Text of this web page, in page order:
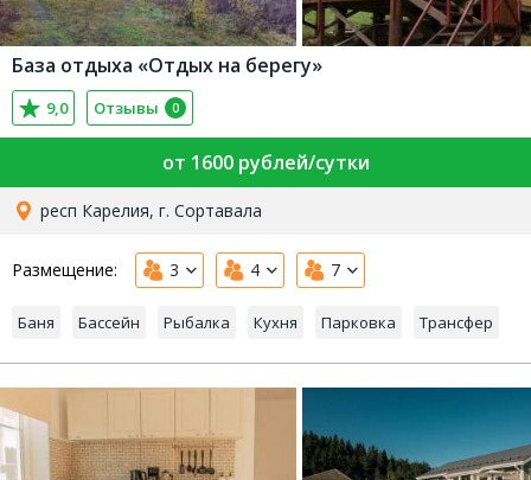
База отдыха «Отдых на берегу»
9,0 Отзывы 0
от 1600 рублей/сутки
респ Карелия, г. Сортавала
Размещение: 3 4 7
Баня Бассейн Рыбалка Кухня Парковка Трансфер